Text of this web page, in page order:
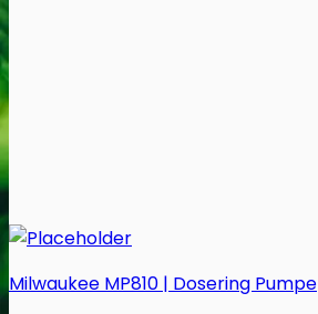
Milwaukee MP810 | Dosering Pumpe